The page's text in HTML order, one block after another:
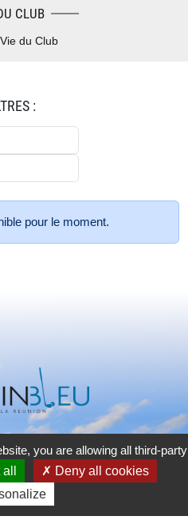
CLUB
Vie du Club
:
pour le moment.
BLEU
Golf - Villèle
Les-Hauts, Réunion
you are allowing all third-party
Deny all cookies